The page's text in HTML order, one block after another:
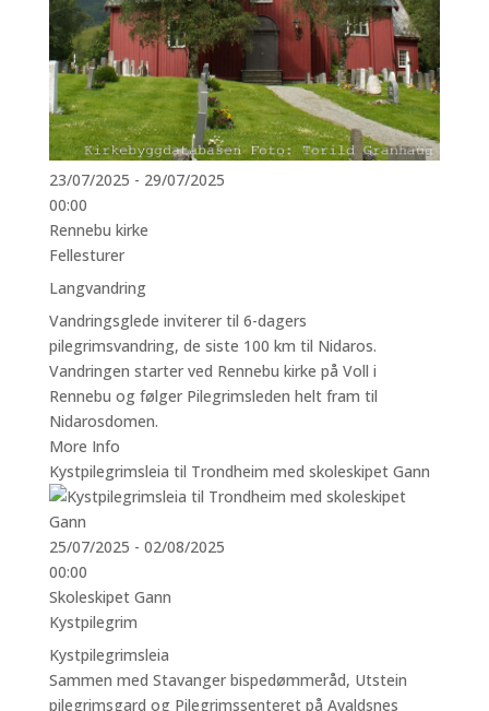
23/07/2025 - 29/07/2025
00:00
Rennebu kirke
Fellesturer
Langvandring
Vandringsglede inviterer til 6-dagers
pilegrimsvandring, de siste 100 km til Nidaros.
Vandringen starter ved Rennebu kirke på Voll i
Rennebu og følger Pilegrimsleden helt fram til
Nidarosdomen.
More Info
Kystpilegrimsleia til Trondheim med skoleskipet Gann
25/07/2025 - 02/08/2025
00:00
Skoleskipet Gann
Kystpilegrim
Kystpilegrimsleia
Sammen med Stavanger bispedømmeråd, Utstein
pilegrimsgard og Pilegrimssenteret på Avaldsnes